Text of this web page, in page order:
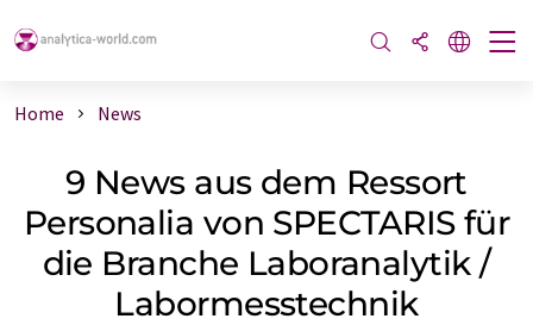
Home News
9 News aus dem Ressort
Personalia von SPECTARIS für
die Branche Laboranalytik /
Labormesstechnik